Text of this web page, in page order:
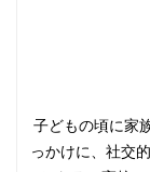
子どもの頃に家
っかけに、社交